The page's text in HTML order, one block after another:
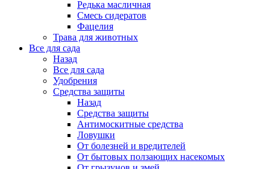
Редька масличная
Смесь сидератов
Фацелия
Трава для животных
Все для сада
Назад
Все для сада
Удобрения
Средства защиты
Назад
Средства защиты
Антимоскитные средства
Ловушки
От болезней и вредителей
От бытовых ползающих насекомых